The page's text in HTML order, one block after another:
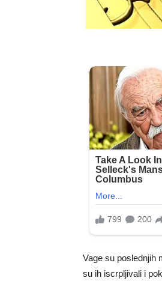
Vage su poslednjih
su ih iscrpljivali i